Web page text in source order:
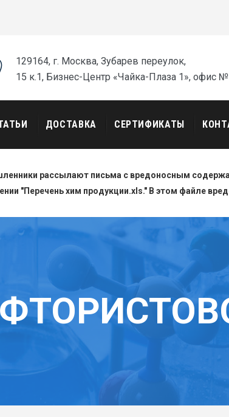
129164, г. Москва, Зубарев переулок,
15 к.1, Бизнес-Центр «Чайка-Плаза 1», офис
ДОСТАВКА СЕРТИФИКАТЫ
рассылают письма с вредоносным
"Перечень хим продукции.xls." В этом файле